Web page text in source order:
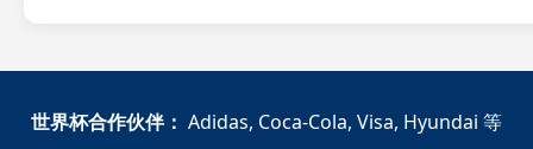
世界杯合作伙伴： Adidas, Coca-Cola, Visa, Hyundai 等